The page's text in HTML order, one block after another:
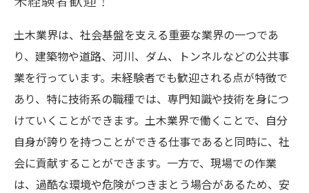
土木業界は、社会基盤を支える重要な業界の一つであ
り、建築物や道路、河川、ダム、トンネルなどの公共事
業を行っています。未経験者でも歓迎される点が特徴で
あり、特に技術系の職種では、専門知識や技術を身につ
けていくことができます。土木業界で働くことで、自分
自身が誇りを持つことができる仕事であると同時に、社
会に貢献することができます。一方で、現場での作業
は、過酷な環境や危険がつきまとう場合があるため、安